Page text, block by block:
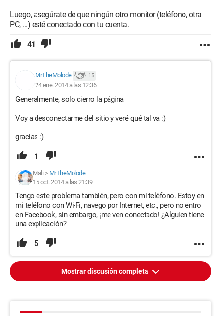
Luego, asegúrate de que ningún otro monitor (teléfono, otra
PC, ...) esté conectado con tu cuenta.
41
MrTheMolode 15
24 ene. 2014 a las 12:36
Generalmente, solo cierro la página
Voy a desconectarme del sitio y veré qué tal va :)
gracias :)
1
Mali > MrTheMolode
15 oct. 2014 a las 21:39
Tengo este problema también, pero con mi teléfono. Estoy en
mi teléfono con Wi-Fi, navego por Internet, etc., pero no entro
en Facebook, sin embargo, ¡me ven conectado! ¿Alguien tiene
una explicación?
5
Mostrar discusión completa